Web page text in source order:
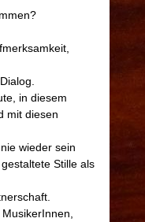
in diesem
mit diesen
wieder sein
Stille als